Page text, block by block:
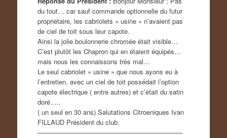
du tout… car sauf commande optionnelle du futur
propriétaire, les cabriolets « usine » n’avaient pas
de ciel de toit sous leur capote.
Ainsi la jolie boulonnerie chromée était visible…
C’est plutôt les Chapron qui en étaient équipés…
mais nous les connaissons très mal…
Le seul cabriolet » usine » que nous ayons eu à
l’entretien, avec un ciel de toit possédait l’option
capote électrique ( entre autres) et c’était du satin
doré…..
( un seul en 30 ans) Salutations Citroeniques Ivan
FILLAUD Président du club.
——————————————————————